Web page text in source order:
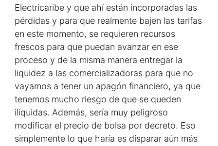
Electricaribe y que ahí están incorporadas las
pérdidas y para que realmente bajen las tarifas
en este momento, se requieren recursos
frescos para que puedan avanzar en ese
proceso y de la misma manera entregar la
liquidez a las comercializadoras para que no
vayamos a tener un apagón financiero, ya que
tenemos mucho riesgo de que se queden
ilíquidas. Además, sería muy peligroso
modificar el precio de bolsa por decreto. Eso
simplemente lo que haría es disparar aún más